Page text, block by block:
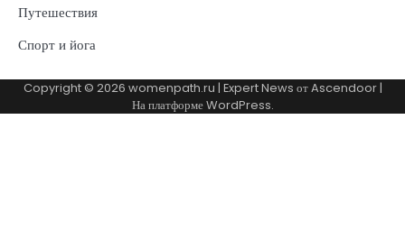
Путешествия
Спорт и йога
Copyright © 2026 womenpath.ru | Expert News отAscendoor|
На платформеWordPress.